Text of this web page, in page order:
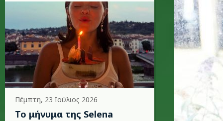
Πέμπτη, 23 Ιούλιος 2026
Το μήνυμα της Selena